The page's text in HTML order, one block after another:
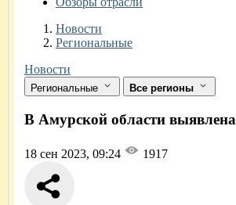
Новости
Разделы
Новости
Региональные
Новости
Региональные Все регионы
В Амурской области
18 сен 2023, 09:24 1917